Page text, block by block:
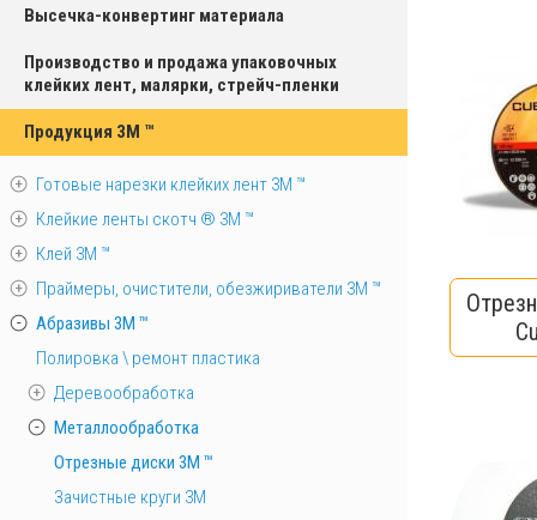
Высечка-конвертинг материала
Производство и продажа упаковочных
клейких лент, малярки, стрейч-пленки
Продукция 3M ™
Готовые нарезки клейких лент 3M ™
Клейкие ленты скотч ® 3M ™
Клей 3М ™
Праймеры, очистители, обезжириватели 3М ™
Абразивы 3М ™
Полировка \ ремонт пластика
Деревообработка
Металлообработка
Отрезные диски 3М ™
Зачистные круги 3М